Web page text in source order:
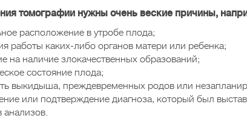
томографии нужны очень веские причины,
расположение в утробе плода;
работы каких-либо органов матери или ребенка;
на наличие злокачественных образований;
состояние плода;
выкидыша, преждевременных родов или
или подтверждение диагноза, который был
анализов.